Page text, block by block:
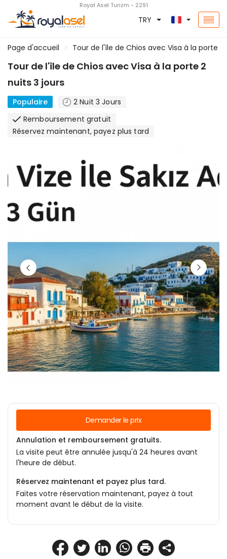
Royal Asel Turizm - 2291
TRY
Page d'accueil Tour de l'île de Chios avec Visa à la porte 2
Tour de l'île de Chios avec Visa à la porte 2
nuits 3 jours
Populaire
2 Nuit 3 Jours
Remboursement gratuit
Réservez maintenant, payez plus tard
Demander le prix
Annulation et remboursement gratuits.
La visite peut être annulée jusqu'à 24 heures avant
l'heure de début.
Réservez maintenant et payez plus tard.
Faites votre réservation maintenant, payez à tout
moment avant le début de la visite.